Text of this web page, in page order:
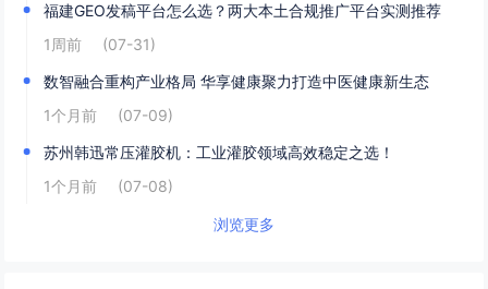
福建GEO发稿平台怎么选？两大本土合规推广平台实测推荐
1周前
(07-31)
数智融合重构产业格局 华享健康聚力打造中医健康新生态
1个月前
(07-09)
苏州韩迅常压灌胶机：工业灌胶领域高效稳定之选！
1个月前
(07-08)
浏览更多